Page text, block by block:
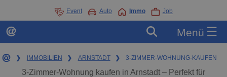
Event Auto Immo Job
Menü ☰
❯ IMMOBILIEN ❯ ARNSTADT ❯ 3-ZIMMER-WOHNUNG-KAUFEN
3-Zimmer-Wohnung kaufen in Arnstadt – Perfekt für